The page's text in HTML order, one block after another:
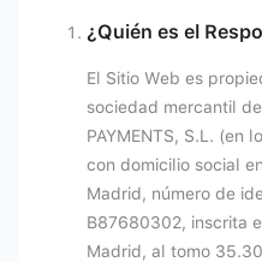
¿Quién es el
El Sitio Web es
sociedad mercantil
PAYMENTS, S.L. (en
con domicilio social
Madrid, número de
B87680302, inscrita
Madrid, al tomo